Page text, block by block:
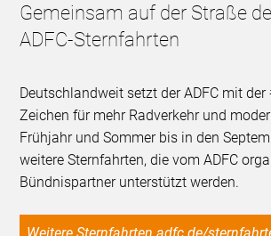
Gemeinsam auf der Straße
ADFC-Sternfahrten
Deutschlandweit setzt der ADFC mit
Zeichen für mehr Radverkehr und
Frühjahr und Sommer bis in den
weitere Sternfahrten, die vom ADFC
Bündnispartner unterstützt werden.